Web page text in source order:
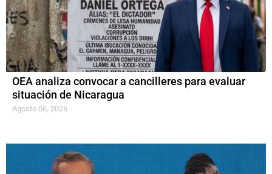
OEA analiza convocar a cancilleres para evaluar
situación de Nicaragua
Agosto 06, 2026